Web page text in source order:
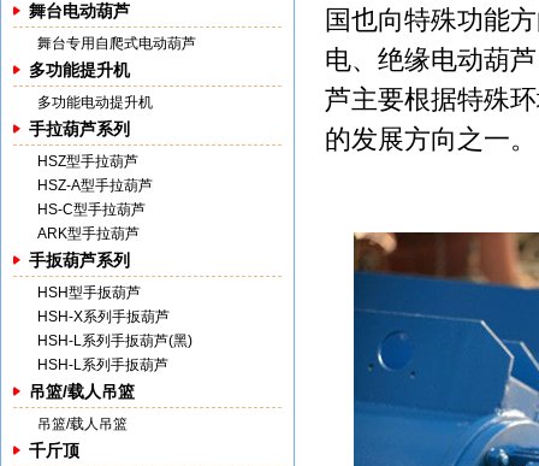
舞台电动葫芦
舞台专用自爬式电动葫芦
多功能提升机
多功能电动提升机
手拉葫芦系列
HSZ型手拉葫芦
HSZ-A型手拉葫芦
HS-C型手拉葫芦
ARK型手拉葫芦
手扳葫芦系列
HSH型手扳葫芦
HSH-X系列手扳葫芦
HSH-L系列手扳葫芦(黑)
HSH-L系列手扳葫芦
吊篮/载人吊篮
吊篮/载人吊篮
千斤顶
国也向特殊功能
电、绝缘电动葫
芦主要根据特殊
的发展方向之一。